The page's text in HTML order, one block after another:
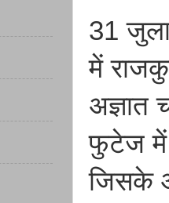
31
में
अज्ञात
फुटेज में
जिसके